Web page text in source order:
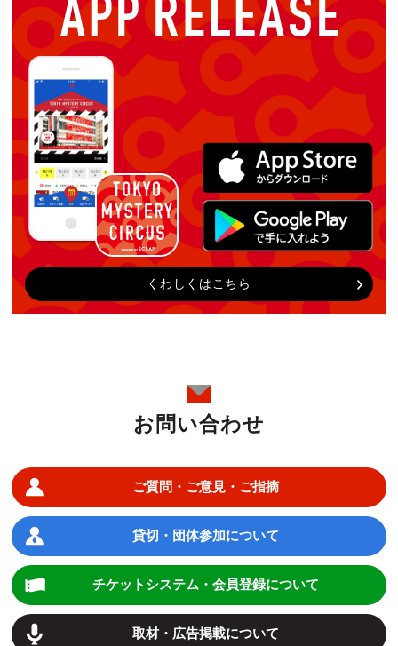
くわしくはこちら
お問い合わせ
ご質問・ご意見・ご指摘
貸切・団体参加について
チケットシステム・会員登録について
取材・広告掲載について